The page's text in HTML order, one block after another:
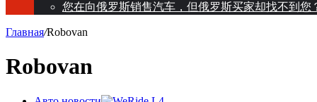
您在向俄罗斯销售汽车，但俄罗斯买家却找不到您
Главная/Robovan
Robovan